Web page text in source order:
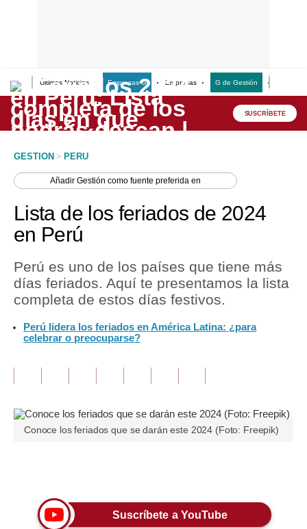
Últimas Noticias Empresas G Empresas G de Gestión
Lo último
Peru Quiosco
Economía
Perú
Política
Tu Dinero
Inmobiliarias
Plus G
Pregunta de hoy
Blogs
SUSCRÍBETE
GESTION > PERU
AñadirGestión como fuente preferida en
Lista de los feriados de 2024
en Perú
Perú es uno de los países que tiene más
días feriados. Aquí te presentamos la lista
completa de estos días festivos.
Perú lidera los feriados en América Latina: ¿para
celebrar o preocuparse?
Conoce los feriados que se darán este 2024 (Foto: Freepik)
Suscríbete a YouTube